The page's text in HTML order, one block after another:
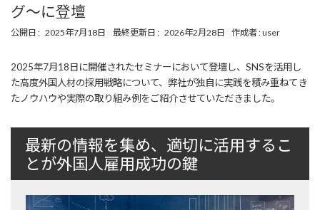
グ〜に登壇
公開日 : 2025年7月18日 最終更新日 : 最
新
日
時
2026年2月28日 作成者 : user
2025年7月18日に開催されたセミナーにおいて登壇し、SNSを活用し
た高度外国人材の採用戦略について、弊社が独自に実践を積み重ねてき
たノウハウや実際の取り組み例をご紹介させていただきました。
最新の情報を集め、適切に活用するこ
とが外国人雇用成功の鍵